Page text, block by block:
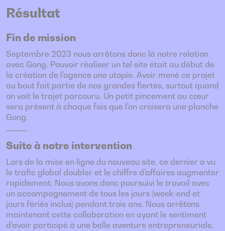
Résultat
Fin de mission
Septembre 2023 nous arrêtons donc là notre relation
avec Gong. Pouvoir réaliser un tel site était au début de
la création de l'agence une utopie. Avoir mené ce projet
au bout fait partie de nos grandes fiertés, surtout quand
on voit le trajet parcouru. Un petit pincement au cœur
sera présent à chaque fois que l'on croisera une planche
Gong.
Suite à notre intervention
Lors de la mise en ligne du nouveau site, ce dernier a vu
le trafic global doubler et le chiffre d'affaires augmenter
rapidement. Nous avons donc poursuivi le travail avec
un accompagnement de tous les jours (week-end et
jours fériés inclus) pendant trois ans. Nous arrêtons
maintenant cette collaboration en ayant le sentiment
d'avoir participé à une belle aventure entrepreneuriale.